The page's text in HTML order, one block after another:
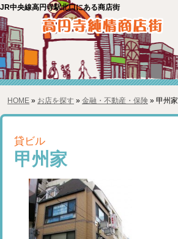
JR中央線高円寺駅北口にある商店街
HOME » お店を探す » 金融・不動産・保険» 甲州家
貸ビル
甲州家